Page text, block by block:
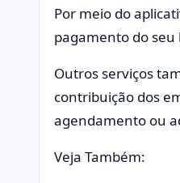
Por meio do
pagamento do
Outros serviços
contribuição dos
agendamento ou
Veja Também: